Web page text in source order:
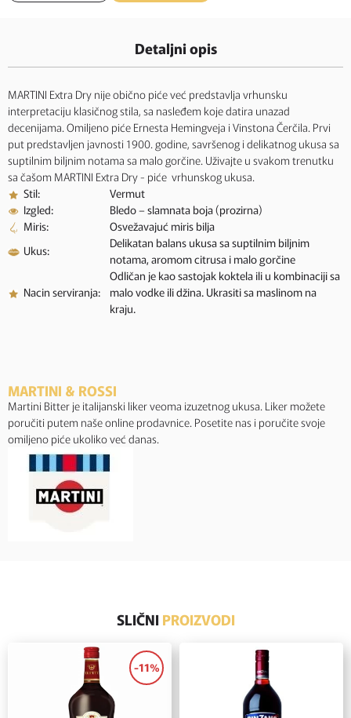
Detaljni opis
MARTINI Extra Dry nije obično piće već predstavlja vrhunsku
interpretaciju klasičnog stila, sa nasleđem koje datira unazad
decenijama. Omiljeno piće Ernesta Hemingveja i Vinstona Čerčila. Prvi
put predstavljen javnosti 1900. godine, savršenog i delikatnog ukusa sa
suptilnim biljnim notama sa malo gorčine. Uživajte u svakom trenutku
sa čašom MARTINI Extra Dry - piće vrhunskog ukusa.
Stil:
Vermut
Izgled:
Bledo – slamnata boja (prozirna)
Miris:
Osvežavajuć miris bilja
Ukus:
Delikatan balans ukusa sa suptilnim biljnim
notama, aromom citrusa i malo gorčine
Nacin serviranja:
Odličan je kao sastojak koktela ili u kombinaciji sa
malo vodke ili džina. Ukrasiti sa maslinom na
kraju.
MARTINI & ROSSI
Martini Bitter je italijanski liker veoma izuzetnog ukusa. Liker možete
poručiti putem naše online prodavnice. Posetite nas i poručite svoje
omiljeno piće ukoliko već danas.
SLIČNI PROIZVODI
-11%